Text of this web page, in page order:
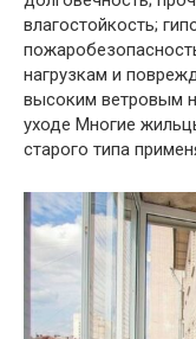
влагостойкость;
нагрузкам и
высоким ветровым
уходе Многие
старого типа